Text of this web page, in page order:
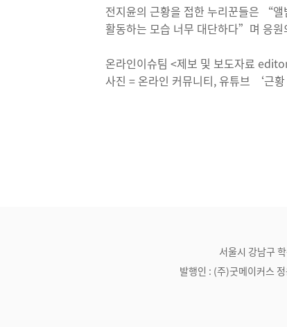
전지윤의 근황을 접한 누리꾼들은 “
활동하는 모습 너무 대단하다”며 응원
온라인이슈팀 <제보 및 보도자료
사진 = 온라인 커뮤니티, 유튜브 ‘근황
서울시 강남구
발행인 : (주)굿메이커스